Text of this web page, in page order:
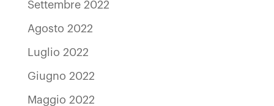
Settembre 2022
Agosto 2022
Luglio 2022
Giugno 2022
Maggio 2022